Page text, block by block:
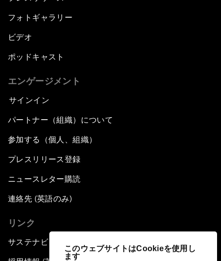
このウェブサイトはCookieを使用し
ます
フォトギャラリー
ビデオ
ポッドキャスト
エンゲージメント
サインイン
パートナー（組織）について
参加する（個人、組織）
プレスリリース登録
ニュースレター購読
連絡先 (英語のみ)
リンク
サステナビリティへの取り組み